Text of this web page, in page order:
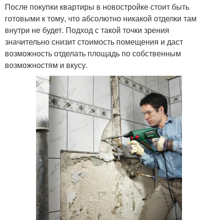
После покупки квартиры в новостройке стоит быть
готовыми к тому, что абсолютно никакой отделки там
внутри не будет. Подход с такой точки зрения
значительно снизит стоимость помещения и даст
возможность отделать площадь по собственным
возможностям и вкусу.